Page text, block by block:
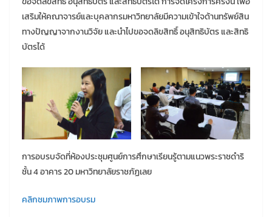
เสริมให้คณาจารย์และบุคลากรมหาวิทยาลัยมีความเข้าใจด้านทรัพย์สิน
ทางปัญญาจากงานวิจัย และนำไปขอจดลิขสิทธิ์ อนุสิทธิบัตร และสิทธิ
บัตรได้
การอบรบจัดที่ห้องประชุมศูนย์การศึกษาเรียนรู้ตามแนวพระราชดำริ
ชั้น 4 อาคาร 20 มหาวิทยาลัยราชภัฏเลย
คลิกชมภาพการอบรม